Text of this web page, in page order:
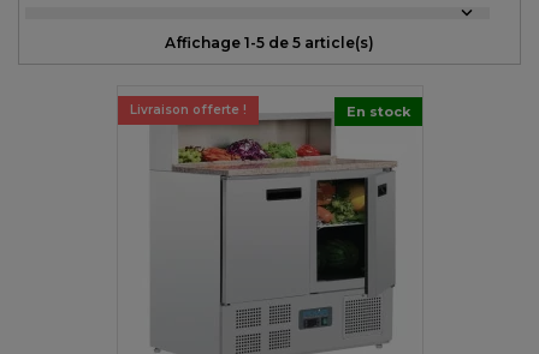

Affichage 1-5 de 5 article(s)
Livraison offerte ! En stock